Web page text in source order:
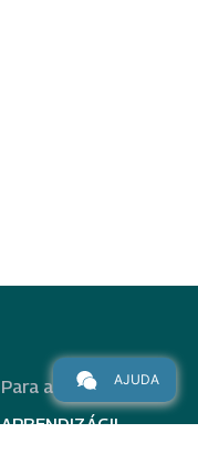
Para alunos
APRENDIZÁGIL
AJUDA